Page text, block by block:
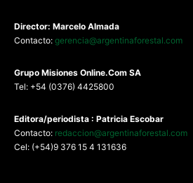
Director: Marcelo Almada
Contacto: gerencia@argentinaforestal.com
Grupo Misiones Online.Com SA
Tel: +54 (0376) 4425800
Editora/periodista : Patricia Escobar
Contacto: redaccion@argentinaforestal.com
Cel: (+54)9 376 15 4 131636